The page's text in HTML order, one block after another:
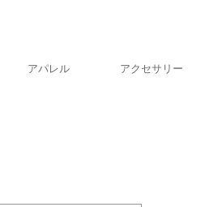
アパレル アクセサリー